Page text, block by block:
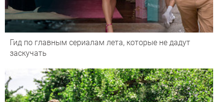
Гид по главным сериалам лета, которые не дадут
заскучать